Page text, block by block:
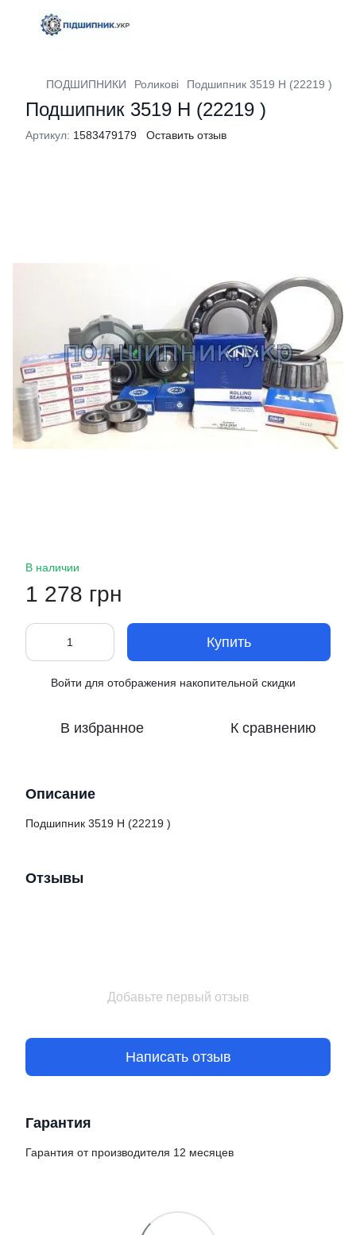
ПОДШИПНИКИ Роликові Подшипник 3519 H (22219 )
Подшипник 3519 H (22219 )
Артикул: 1583479179 Оставить отзыв
В наличии
1 278 грн
Купить
Войти для отображения накопительной скидки
В избранное К сравнению
Описание
Подшипник 3519 H (22219 )
Отзывы
Добавьте первый отзыв
Написать отзыв
Гарантия
Гарантия от производителя 12 месяцев